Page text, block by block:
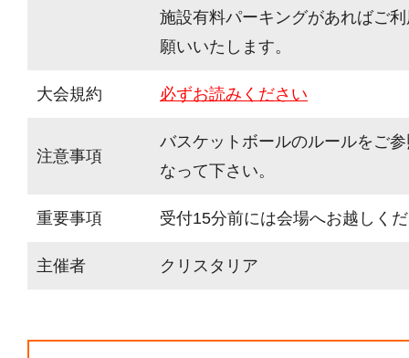
施設有料パーキングがあればご
願いいたします。
大会規約 必ずお読みください
注意事項
バスケットボールのルールをご
なって下さい。
重要事項 受付15分前には会場へお越しく
主催者 クリスタリア